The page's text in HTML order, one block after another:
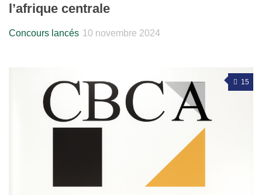
l’afrique centrale
Concours lancés 10 novembre 2024
15